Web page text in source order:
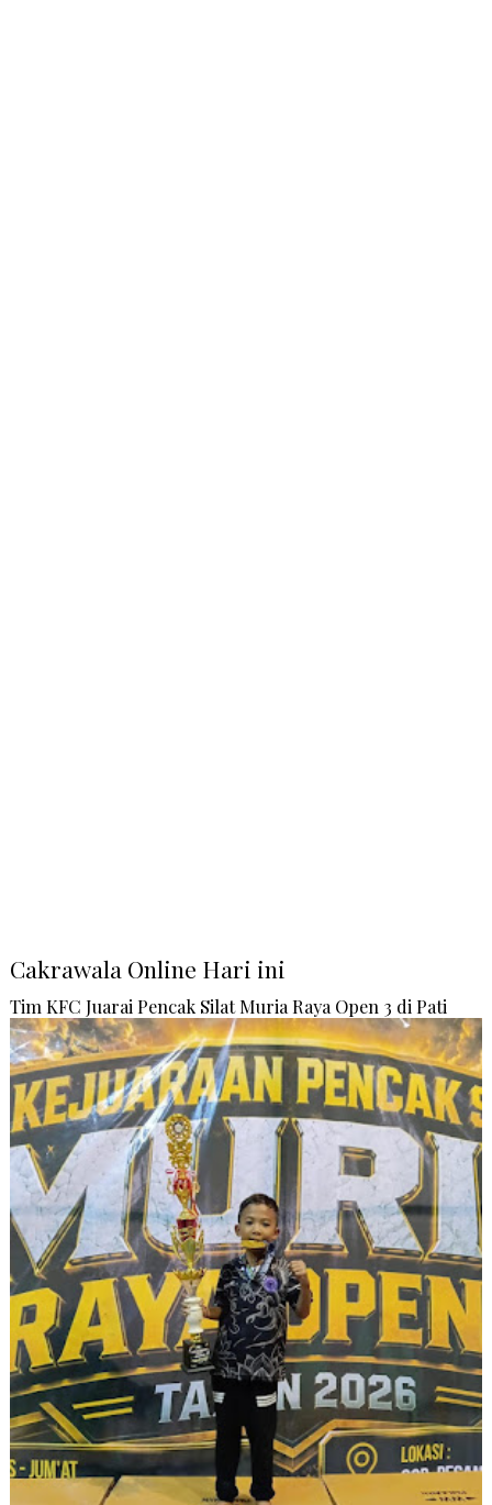
Cakrawala Online Hari ini
Tim KFC Juarai Pencak Silat Muria Raya Open 3 di Pati